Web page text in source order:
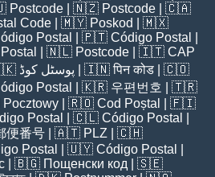
Postcode | 🇳🇿 Postcode | 🇨🇦
Code | 🇲🇾 Poskod
| 🇲🇽
Postal | 🇵🇹 Código Postal
| 🇳🇱 Postcode | 🇮🇹 CAP
پوسٹل کوڈ | 🇮🇳पिन कोड | 🇨🇴
Postal | 🇰🇷 우편번호
| 🇹🇷
Pocztowy | 🇷🇴 Cod Poștal
| 🇫🇮
Postal | 🇨🇱 Código Postal
便番号 | 🇦🇹 PLZ | 🇨🇭
Postal | 🇺🇾 Código Postal
| 🇧🇬 Пощенски код | 🇸🇪